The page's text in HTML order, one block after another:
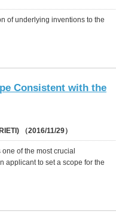
of underlying inventions to the
Consistent with the
（2016/11/29）
of the most crucial
applicant to set a scope for the